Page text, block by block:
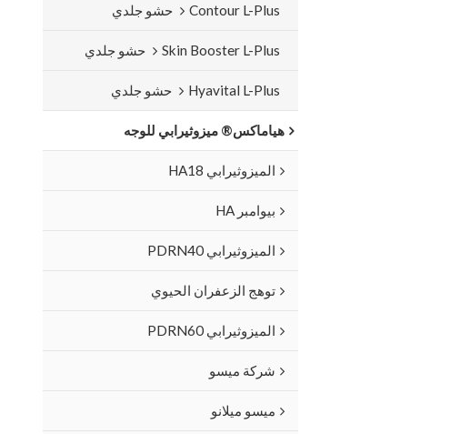
Contour L-Plus حشو جلدي
Skin Booster L-Plus حشو جلدي
Hyavital L-Plus حشو جلدي
هياماكس® ميزوثيرابي للوجه
الميزوثيرابي HA18
بيوامبر HA
الميزوثيرابي PDRN40
توهج الزعفران الحيوي
الميزوثيرابي PDRN60
شركة ميسو
ميسو ميلانو